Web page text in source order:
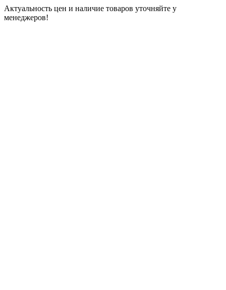
Актуальность цен и наличие товаров уточняйте у
менеджеров!